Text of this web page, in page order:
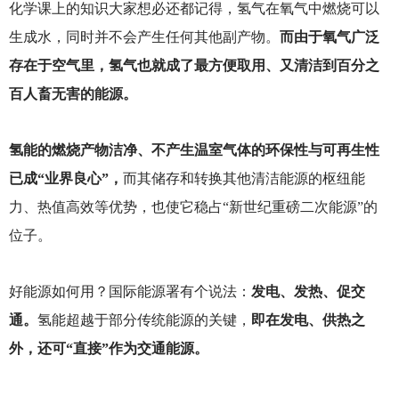
化学课上的知识大家想必还都记得，氢气在氧气中燃烧可以
生成水，同时并不会产生任何其他副产物。 而由于氧气广泛
存在于空气里，氢气也就成了最方便取用、又清洁到百分之
百人畜无害的能源。
氢能的燃烧产物洁净、不产生温室气体的环保性与可再生性
已成“业界良心”， 而其储存和转换其他清洁能源的枢纽能
力、热值高效等优势，也使它稳占“新世纪重磅二次能源”的
位子。
好能源如何用？国际能源署有个说法： 发电、发热、促交
通。 氢能超越于部分传统能源的关键， 即在发电、供热之
外，还可“直接”作为交通能源。